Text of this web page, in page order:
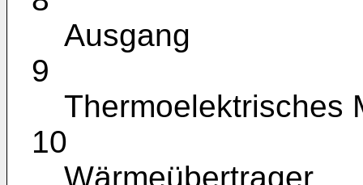
Ausgang
9
Thermoelektrisches
10
Wärmeübertrager